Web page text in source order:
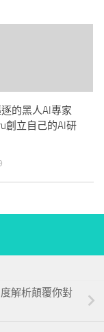
的黑人AI專家
創立自己的AI研
度解析顛覆你對